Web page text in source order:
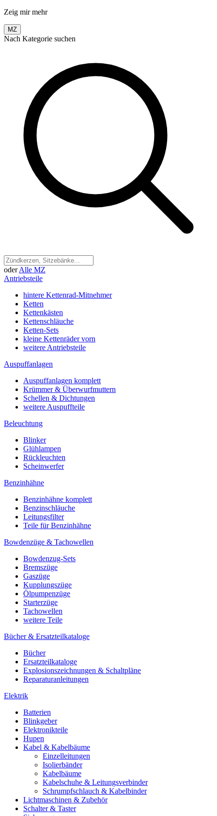
Zeig mir mehr
MZ
Nach Kategorie suchen
oder Alle MZ
Antriebsteile
hintere Kettenrad-Mitnehmer
Ketten
Kettenkästen
Kettenschläuche
Ketten-Sets
kleine Kettenräder vorn
weitere Antriebsteile
Auspuffanlagen
Auspuffanlagen komplett
Krümmer & Überwurfmuttern
Schellen & Dichtungen
weitere Auspuffteile
Beleuchtung
Blinker
Glühlampen
Rückleuchten
Scheinwerfer
Benzinhähne
Benzinhähne komplett
Benzinschläuche
Leitungsfilter
Teile für Benzinhähne
Bowdenzüge & Tachowellen
Bowdenzug-Sets
Bremszüge
Gaszüge
Kupplungszüge
Ölpumpenzüge
Starterzüge
Tachowellen
weitere Teile
Bücher & Ersatzteilkataloge
Bücher
Ersatzteilkataloge
Explosionszeichnungen & Schaltpläne
Reparaturanleitungen
Elektrik
Batterien
Blinkgeber
Elektronikteile
Hupen
Kabel & Kabelbäume
Einzelleitungen
Isolierbänder
Kabelbäume
Kabelschuhe & Leitungsverbinder
Schrumpfschlauch & Kabelbinder
Lichtmaschinen & Zubehör
Schalter & Taster